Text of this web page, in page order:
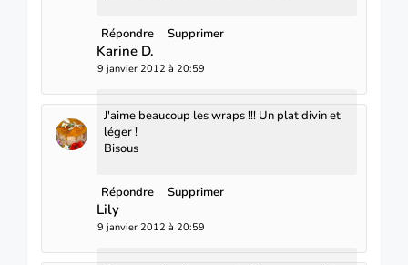
Répondre Supprimer
Karine D.
9 janvier 2012 à 20:59
J'aime beaucoup les wraps !!! Un plat divin et
léger !
Bisous
Répondre Supprimer
Lily
9 janvier 2012 à 20:59